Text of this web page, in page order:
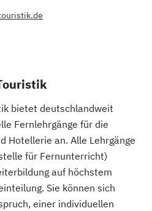
bietet deutschlandweit
Fernlehrgänge für die
Hotellerie an. Alle Lehrgänge
für Fernunterricht)
auf höchstem
Sie können sich
einer individuellen